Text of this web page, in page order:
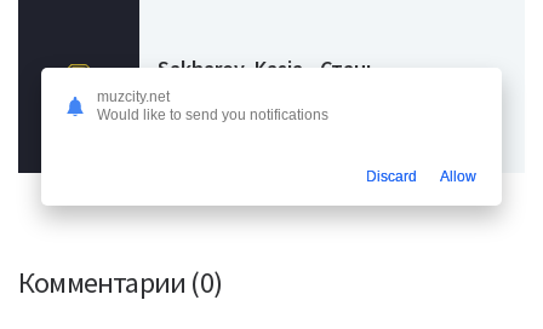
Sakharov, Kasia - Стань
Узбекские и казахские песни, 18.11.23
Комментарии (0)
muzcity.net
Would like to send you notifications
Discard Allow